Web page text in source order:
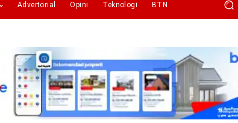
Advertorial Opini Teknologi BTN